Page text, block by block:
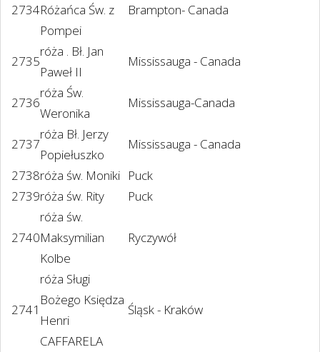
2734Różańca Św. z
Pompei
Brampton- Canada
2735
róża . Bł. Jan
Paweł II
Mississauga - Canada
2736
róża Św.
Weronika
Mississauga-Canada
2737
róża Bł. Jerzy
Popiełuszko
Mississauga - Canada
2738róża św. Moniki Puck
2739róża św. Rity Puck
2740
róża św.
Maksymilian
Kolbe
Ryczywół
2741
róża Sługi
Bożego Księdza
Henri
CAFFARELA
Śląsk - Kraków